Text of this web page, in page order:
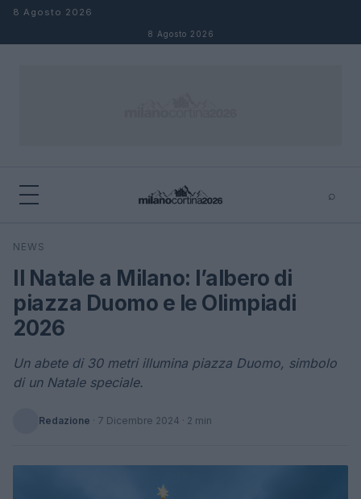
Salta al contenuto
8 Agosto 2026
8 Agosto 2026
⌕
Cerca
NEWS
Il Natale a Milano: l’albero di
piazza Duomo e le Olimpiadi
2026
Un abete di 30 metri illumina piazza Duomo, simbolo
di un Natale speciale.
Redazione · 7 Dicembre 2024 · 2 min